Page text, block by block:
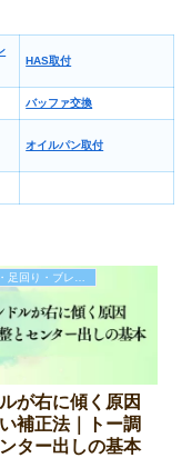
HAS取付
バッファ交換
オイルパン取付
が右に傾く原因
補正法｜トー調
ター出しの基本